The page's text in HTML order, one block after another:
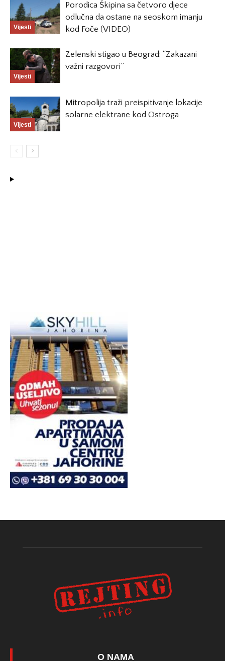
Vijesti
Porodica Škipina sa četvoro djece
odlučna da ostane na seoskom imanju
kod Foče (VIDEO)
Vijesti
Zelenski stigao u Beograd: “Zakazani
važni razgovori”
Vijesti
Mitropolija traži preispitivanje lokacije
solarne elektrane kod Ostroga
O NAMA